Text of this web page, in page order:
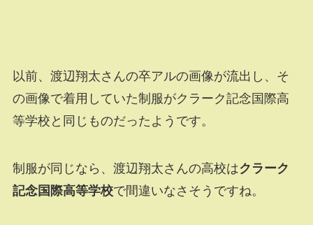
以前、渡辺翔太さんの卒アルの画像が流出し、そ
の画像で着用していた制服がクラーク記念国際高
等学校と同じものだったようです。
制服が同じなら、渡辺翔太さんの高校はクラーク
記念国際高等学校で間違いなさそうですね。